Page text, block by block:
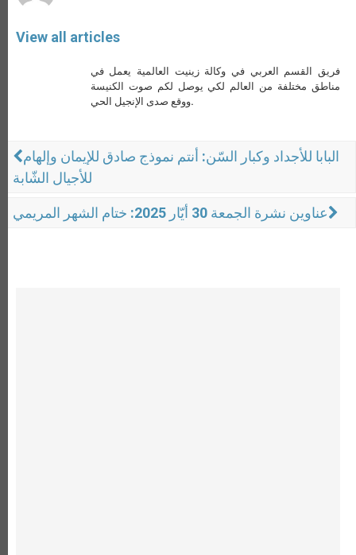
View all articles
فريق القسم العربي في وكالة زينيت العالمية يعمل في
مناطق مختلفة من العالم لكي يوصل لكم صوت الكنيسة
ووقع صدى الإنجيل الحي.
البابا للأجداد وكبار السّن: أنتم نموذج صادق للإيمان وإلهام
للأجيال الشّابة
عناوين نشرة الجمعة 30 أيّار 2025: ختام الشهر المريمي